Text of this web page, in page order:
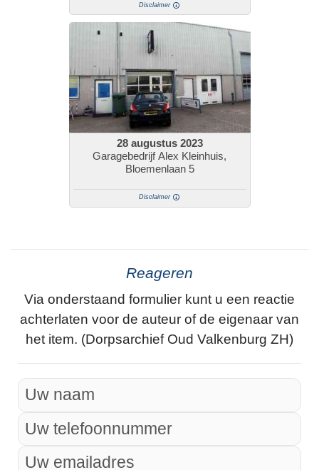
Disclaimer
28 augustus 2023
Garagebedrijf Alex Kleinhuis,
Bloemenlaan 5
Disclaimer
Reageren
Via onderstaand formulier kunt u een reactie
achterlaten voor de auteur of de eigenaar van
het item. (Dorpsarchief Oud Valkenburg ZH)